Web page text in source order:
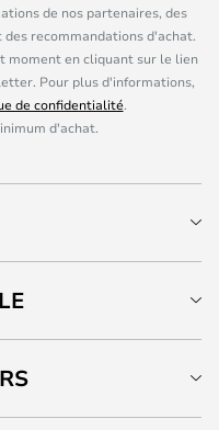
de nos partenaires, des
recommandations d'achat.
moment en cliquant sur le lien
Pour plus d'informations,
de confidentialité.
d'achat.